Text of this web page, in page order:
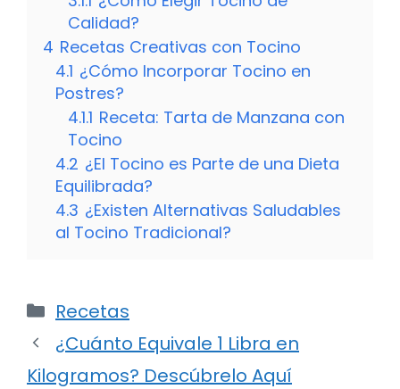
Calidad?
4 Recetas Creativas con Tocino
4.1 ¿Cómo Incorporar Tocino en
Postres?
4.1.1 Receta: Tarta de Manzana con
Tocino
4.2 ¿El Tocino es Parte de una Dieta
Equilibrada?
4.3 ¿Existen Alternativas Saludables
al Tocino Tradicional?
Categorías
Recetas
¿Cuánto Equivale 1 Libra en
Kilogramos? Descúbrelo Aquí